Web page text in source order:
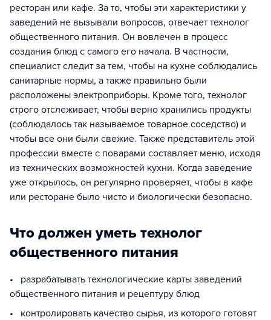
ресторан или кафе. За то, чтобы эти характеристики у
заведений не вызывали вопросов, отвечает технолог
общественного питания. Он вовлечен в процесс
создания блюд с самого его начала. В частности,
специалист следит за тем, чтобы на кухне соблюдались
санитарные нормы, а также правильно были
расположены электроприборы. Кроме того, технолог
строго отслеживает, чтобы верно хранились продукты
(соблюдалось так называемое товарное соседство) и
чтобы все они были свежие. Также представитель этой
профессии вместе с поварами составляет меню, исходя
из технических возможностей кухни. Когда заведение
уже открылось, он регулярно проверяет, чтобы в кафе
или ресторане было чисто и биологически безопасно.
Что должен уметь технолог
общественного питания
• разрабатывать технологические карты заведений
общественного питания и рецептуру блюд
• контролировать качество сырья, из которого готовят